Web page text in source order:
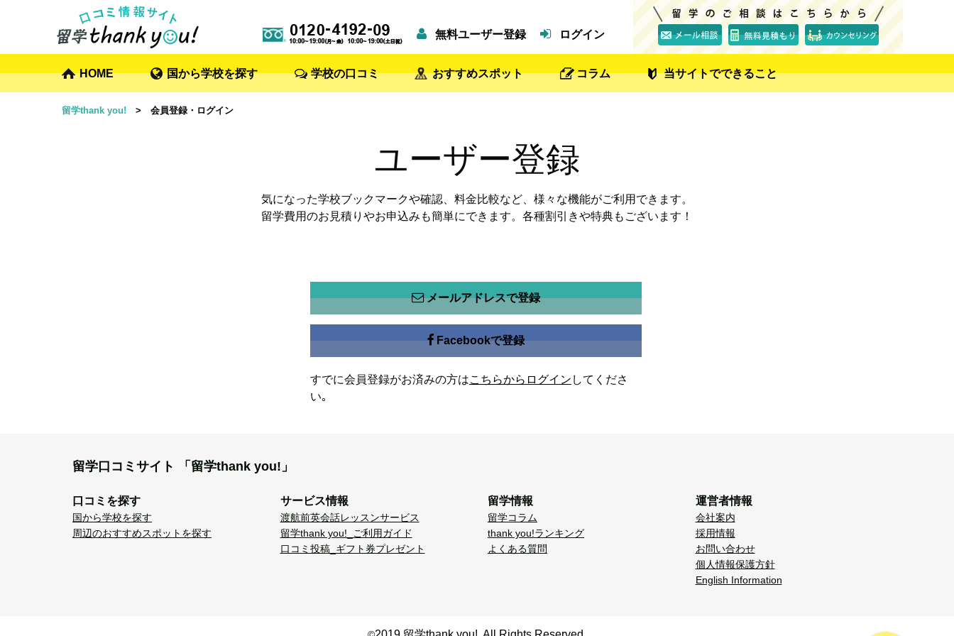
無料ユーザー登録 ログイン
HOME 国から学校を探す 学校の口コミ おすすめスポット コラム 当サイトでできること
留学thank you! > 会員登録・ログイン
ユーザー登録
気になった学校ブックマークや確認、料金比較など、様々な機能がご利用できます。
留学費用のお見積りやお申込みも簡単にできます。各種割引きや特典もございます！
メールアドレスで登録
Facebookで登録
すでに会員登録がお済みの方はこちらからログイン してくださ
い｡
留学口コミサイト 「留学thank you!」
口コミを探す
国から学校を探す
周辺のおすすめスポットを探す
サービス情報
渡航前英会話レッスンサービス
留学thank you!_ご利用ガイド
口コミ投稿_ギフト券プレゼント
留学情報
留学コラム
thank you!ランキング
よくある質問
運営者情報
会社案内
採用情報
お問い合わせ
個人情報保護方針
English Information